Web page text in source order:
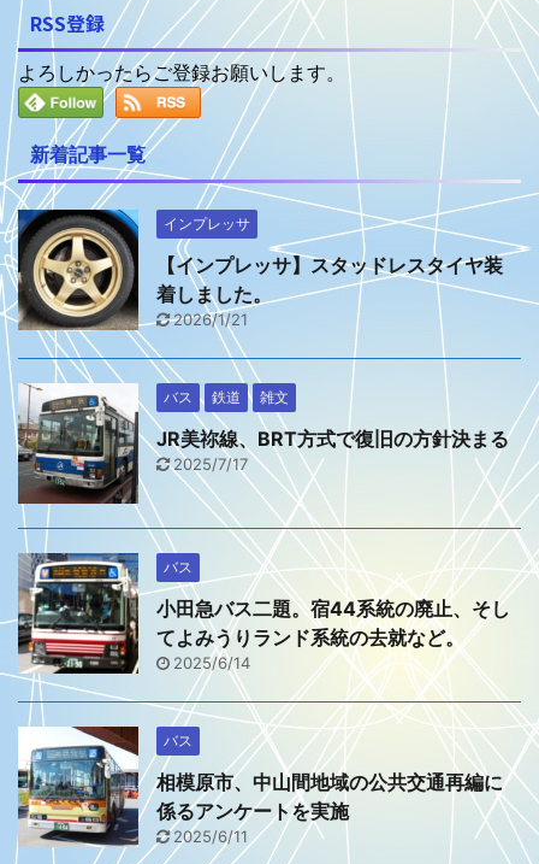
RSS登録
よろしかったらご登録お願いします。
新着記事一覧
インプレッサ
【インプレッサ】スタッドレスタイヤ装
着しました。
2026/1/21
バス 鉄道 雑文
JR美祢線、BRT方式で復旧の方針決まる
2025/7/17
バス
小田急バス二題。宿44系統の廃止、そし
てよみうりランド系統の去就など。
2025/6/14
バス
相模原市、中山間地域の公共交通再編に
係るアンケートを実施
2025/6/11